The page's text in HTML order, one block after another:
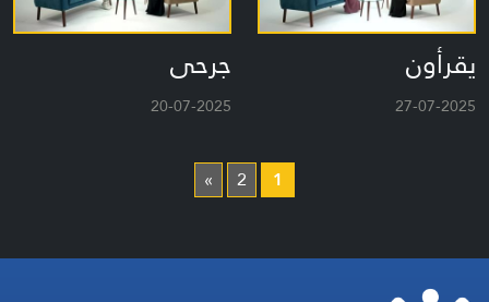
يقرأون
27-07-2025
جرحى
20-07-2025
1
2
»